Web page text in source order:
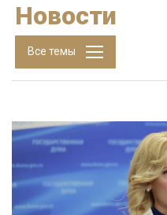
Новости
Все темы